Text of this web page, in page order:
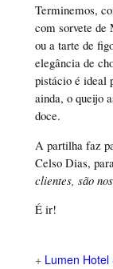
Terminemos,
com sorvete de
ou a tarte de
elegância de
pistácio é ideal
ainda, o queijo
doce.
A partilha faz
Celso Dias,
clientes, são
É ir!
+ Lumen